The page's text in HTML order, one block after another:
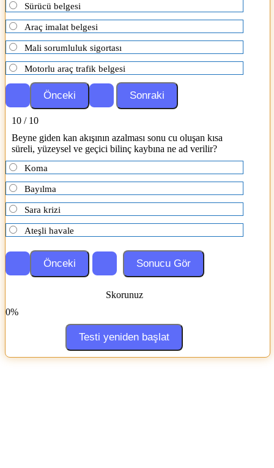
Sürücü belgesi
Araç imalat belgesi
Mali sorumluluk sigortası
Motorlu araç trafik belgesi
10 / 10
Beyne giden kan akışının azalması sonu cu oluşan kısa
süreli, yüzeysel ve geçici bilinç kaybına ne ad verilir?
Koma
Bayılma
Sara krizi
Ateşli havale
Skorunuz
0%
Testi yeniden başlat